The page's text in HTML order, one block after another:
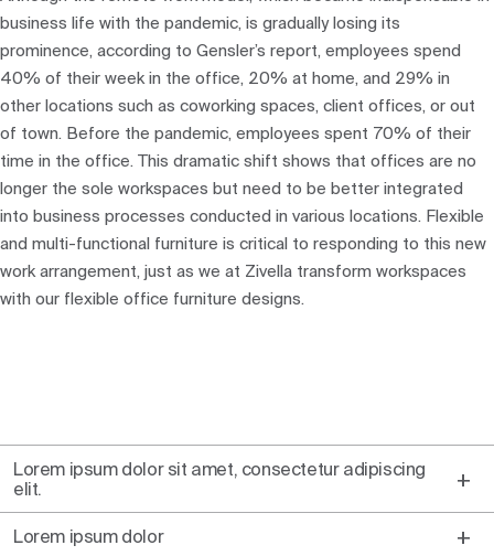
business life with the pandemic, is gradually losing its
prominence, according to Gensler’s report, employees spend
40% of their week in the office, 20% at home, and 29% in
other locations such as coworking spaces, client offices, or out
of town. Before the pandemic, employees spent 70% of their
time in the office. This dramatic shift shows that offices are no
longer the sole workspaces but need to be better integrated
into business processes conducted in various locations. Flexible
and multi-functional furniture is critical to responding to this new
work arrangement, just as we at Zivella transform workspaces
with our flexible office furniture designs.
Lorem ipsum dolor sit amet, consectetur adipiscing
elit.
Lorem ipsum dolor